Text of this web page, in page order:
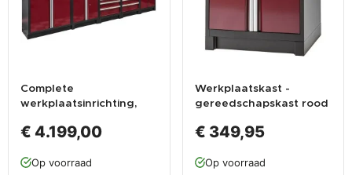
Complete
werkplaatsinrichting,
gereedschapskast,
hangkast,12 laden, 379,5
€ 4.199,00
Op voorraad
Werkplaatskast -
gereedschapskast rood
90 cm
€ 349,95
Op voorraad